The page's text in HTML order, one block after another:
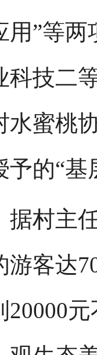
用”等
科技二
水蜜桃
予的“基
主任
游客达
20000